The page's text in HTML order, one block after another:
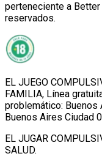
perteneciente a
reservados.
EL JUEGO
FAMILIA, Línea
problemático:
Buenos Aires Ciudad
EL JUGAR
SALUD.